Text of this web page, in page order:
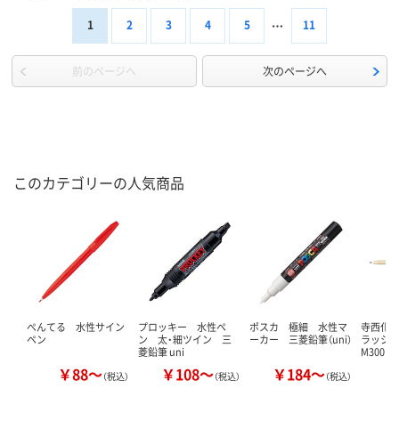
1 2 3 4 5 11
前のページへ 次のページへ
このカテゴリーの人気商品
ぺんてる 水性サイン
ペン
￥88～（税込）
プロッキー 水性ペ
ン 太・細ツイン 三
菱鉛筆 uni
￥108～（税込）
ポスカ 極細 水性マ
ーカー 三菱鉛筆（uni）
￥184～（税込）
寺西化
ラッシ
M300